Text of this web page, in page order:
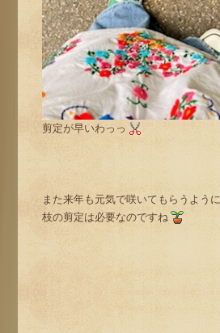
剪定が早いわっっ
また来年も元気で咲いてもらうように
枝の剪定は必要なのですね